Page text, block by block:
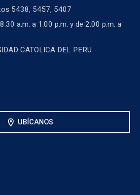
5438, 5457, 5407
a.m. a 1:00 p.m. y de 2:00 p.m. a
CATOLICA DEL PERU
location_on UBÍCANOS